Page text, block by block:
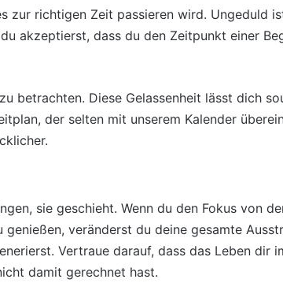
zur richtigen Zeit passieren wird. Ungeduld
akzeptierst, dass du den Zeitpunkt einer
betrachten. Diese Gelassenheit lässt dich
der selten mit unserem Kalender
sie geschieht. Wenn du den Fokus von
veränderst du deine gesamte
Vertraue darauf, dass das Leben dir
damit gerechnet hast.